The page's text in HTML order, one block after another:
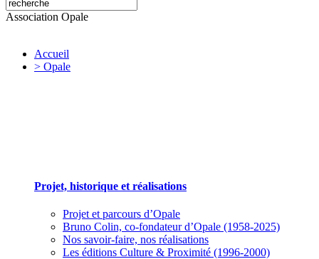
Association Opale
Accueil
> Opale
Projet, historique et réalisations
Projet et parcours d’Opale
Bruno Colin, co-fondateur d’Opale (1958-2025)
Nos savoir-faire, nos réalisations
Les éditions Culture & Proximité (1996-2000)